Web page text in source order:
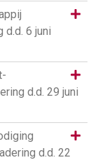
d.d. 6 juni
d.d. 29 juni
d.d. 22